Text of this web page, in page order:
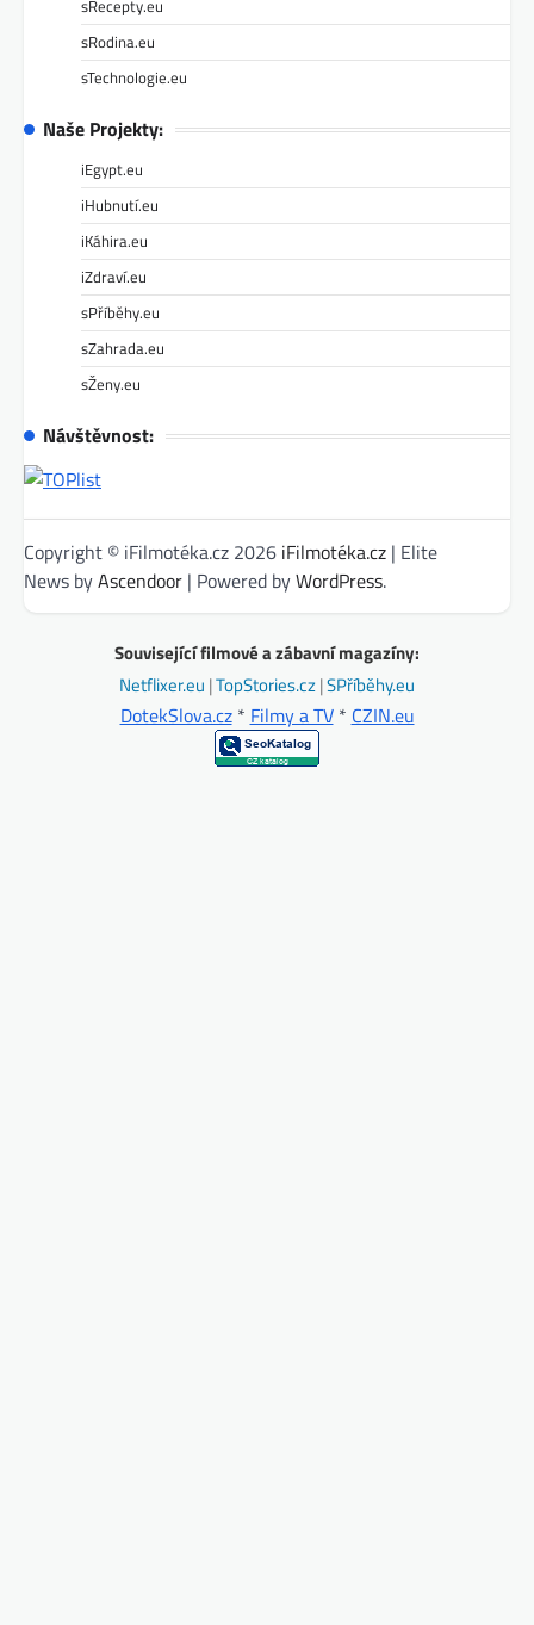
sRecepty.eu
sRodina.eu
sTechnologie.eu
Naše Projekty:
iEgypt.eu
iHubnutí.eu
iKáhira.eu
iZdraví.eu
sPříběhy.eu
sZahrada.eu
sŽeny.eu
Návštěvnost:
Copyright © iFilmotéka.cz 2026 iFilmotéka.cz | Elite
News byAscendoor | Powered byWordPress.
Související filmové a zábavní magazíny:
Netflixer.eu |TopStories.cz|SPříběhy.eu
DotekSlova.cz* Filmy a TV* CZIN.eu